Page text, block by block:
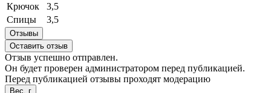
Крючок
3,5
Спицы
3,5
Отзывы
Оставить отзыв
Отзыв успешно отправлен.
Он будет проверен администратором перед публикацией.
Перед публикацией отзывы проходят модерацию
Вес, г